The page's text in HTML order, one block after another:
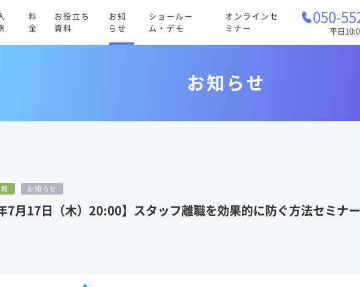
料
金
お役立ち
資料
お知
らせ
ショールー
ム・デモ
オンラインセ
ミナー
050-
平日
お知らせ
お知らせ
7月17日（木）20:00】スタッフ離職を効果的に防ぐ方法セミナ